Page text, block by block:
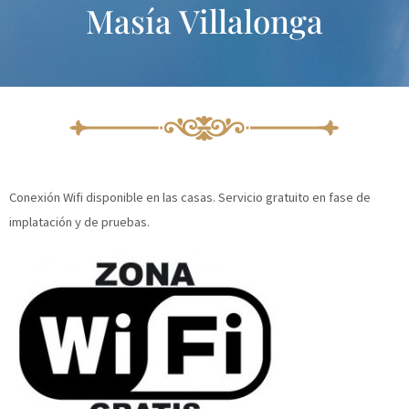
Masía Villalonga
Conexión Wifi disponible en las casas. Servicio gratuito en fase de
implatación y de pruebas.